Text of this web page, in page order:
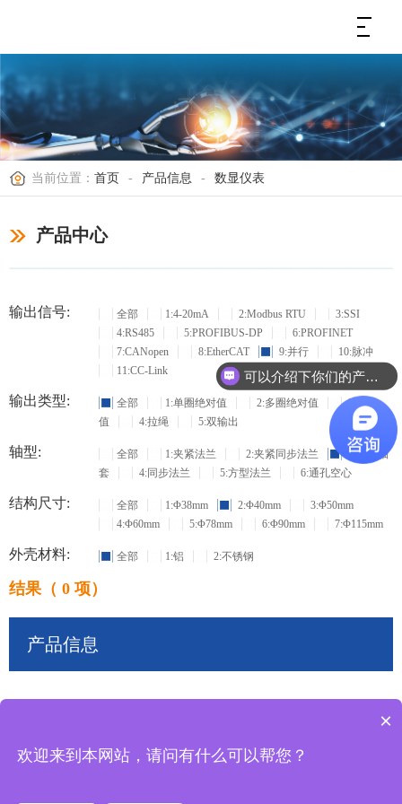
当前位置： 首页 - 产品信息 - 数显仪表
产品中心
输出信号: 全部 1:4-20mA 2:Modbus RTU
3:SSI
4:RS485
5:PROFIBUS-DP
6:PROFINET
7:CANopen
8:EtherCAT 9:并行
10:脉冲
11:CC-Link
输出类型: 全部 1:单圈绝对值 2:多圈绝对值
3:增量
值
4:拉绳 5:双输出
轴型: 全部 1:夹紧法兰 2:夹紧同步法兰
3:盲孔轴
套
4:同步法兰 5:方型法兰 6:通孔空心
结构尺寸: 全部 1:Φ38mm 2:Φ40mm
3:Φ50mm
4:Φ60mm
5:Φ78mm 6:Φ90mm 7:Φ115mm
外壳材料: 全部 1:铝 2:不锈钢
结果（ 0 项）
产品信息
可以介绍下你们的产品么？
×
欢迎来到本网站，请问有什么可以帮您？